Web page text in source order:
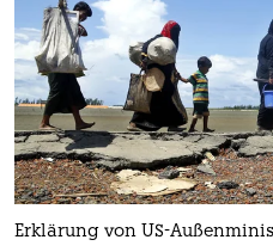
Erklärung von US-